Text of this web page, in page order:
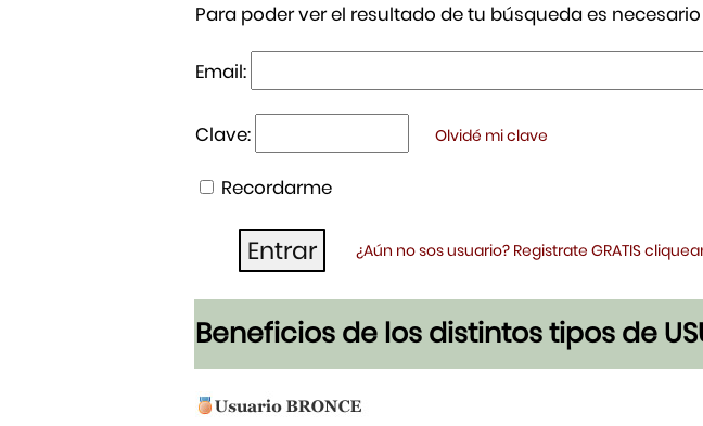
Para poder ver el resultado de tu búsqueda es
Email:
Clave: Olvidé mi clave
Recordarme
¿Aún no sos usuario? Registrate GRATIS
Beneficios de los distintos tipos de